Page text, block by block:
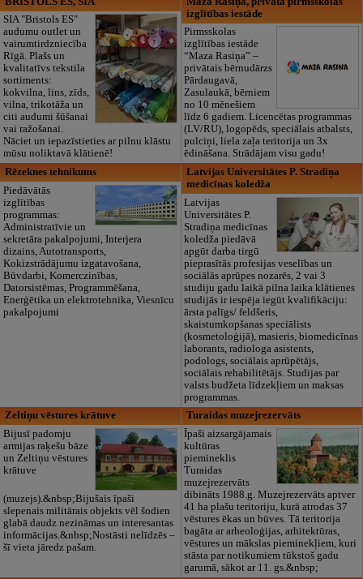
SIA "Bristols ES"
audumu outlet un
vairumtirdzniecība
Rīgā. Plašs un
kvalitatīvs tekstila
sortiments:
kokvilna, lins, zīds,
vilna, trikotāža un
citi audumi šūšanai
vai ražošanai.
Nāciet un iepazīstieties ar pilnu klāstu
mūsu noliktavā klātienē!
izglītības iestāde
Pirmsskolas
izglītības iestāde
“Maza Rasiņa” –
privātais bērnudārzs
Pārdaugavā,
Zasulaukā, bērniem
no 10 mēnešiem
līdz 6 gadiem. Licencētas programmas
(LV/RU), logopēds, speciālais atbalsts,
pulciņi, liela zaļa teritorija un 3x
ēdināšana. Strādājam visu gadu!
Rēzeknes tehnikums
Piedāvātās
izglītības
programmas:
Administratīvie un
sekretāra pakalpojumi, Interjera
dizains, Autotransports,
Kokizstrādājumu izgatavošana,
Būvdarbi, Komerczinības,
Datorsistēmas, Programmēšana,
Enerģētika un elektrotehnika, Viesnīcu
pakalpojumi
Latvijas Universitātes P. Stradiņa
medicīnas koledža
Latvijas
Universitātes P.
Stradiņa medicīnas
koledža piedāvā
apgūt darba tirgū
pieprasītās profesijas veselības un
sociālās aprūpes nozarēs, 2 vai 3
studiju gadu laikā pilna laika klātienes
studijās ir iespēja iegūt kvalifikāciju:
ārsta palīgs/ feldšeris,
skaistumkopšanas speciālists
(kosmetoloģijā), masieris, biomedicīnas
laborants, radiologa asistents,
podologs, sociālais aprūpētājs,
sociālais rehabilitētājs. Studijas par
valsts budžeta līdzekļiem un maksas
programmas.
Zeltiņu vēstures krātuve
Bijusī padomju
armijas raķešu bāze
un Zeltiņu vēstures
krātuve
(muzejs).&nbsp;Bijušais īpaši
slepenais militārais objekts vēl šodien
glabā daudz nezināmas un interesantas
informācijas.&nbsp;Nostāsti nelīdzēs –
šī vieta jāredz pašam.
Turaidas muzejrezervāts
Īpaši aizsargājamais
kultūras
piemineklis
Turaidas
muzejrezervāts
dibināts 1988.g. Muzejrezervāts aptver
41 ha plašu teritoriju, kurā atrodas 37
vēstures ēkas un būves. Tā teritorija
bagāta ar arheoloģijas, arhitektūras,
vēstures un mākslas pieminekļiem, kuri
stāsta par notikumiem tūkstoš gadu
garumā, sākot ar 11. gs.&nbsp;